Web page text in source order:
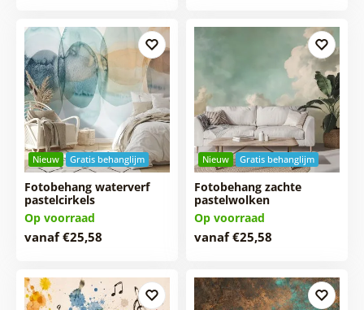
Nieuw Gratis behanglijm
Fotobehang waterverf
pastelcirkels
Op voorraad
vanaf €25,58
Nieuw Gratis behanglijm
Fotobehang zachte
pastelwolken
Op voorraad
vanaf €25,58